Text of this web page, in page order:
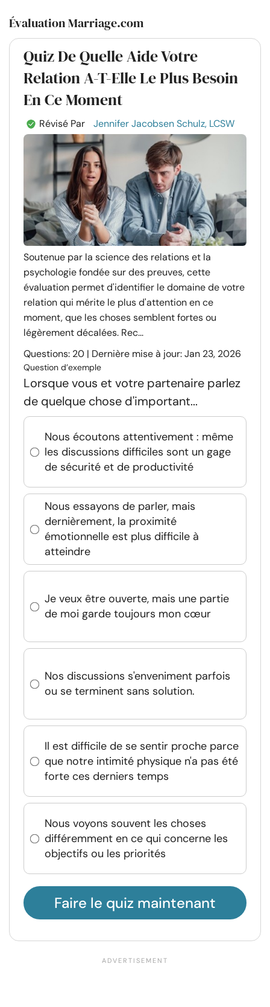
Évaluation Marriage.com
Quiz De Quelle Aide Votre
Relation A-T-Elle Le Plus Besoin
En Ce Moment
Révisé Par Jennifer Jacobsen Schulz, LCSW
Soutenue par la science des relations et la
psychologie fondée sur des preuves, cette
évaluation permet d'identifier le domaine de votre
relation qui mérite le plus d'attention en ce
moment, que les choses semblent fortes ou
légèrement décalées. Rec...
Questions: 20 | Dernière mise à jour: Jan 23, 2026
Question d’exemple
Lorsque vous et votre partenaire parlez
de quelque chose d'important...
Nous écoutons attentivement : même
les discussions difficiles sont un gage
de sécurité et de productivité
Nous essayons de parler, mais
dernièrement, la proximité
émotionnelle est plus difficile à
atteindre
Je veux être ouverte, mais une partie
de moi garde toujours mon cœur
Nos discussions s'enveniment parfois
ou se terminent sans solution.
Il est difficile de se sentir proche parce
que notre intimité physique n'a pas été
forte ces derniers temps
Nous voyons souvent les choses
différemment en ce qui concerne les
objectifs ou les priorités
Faire le quiz maintenant